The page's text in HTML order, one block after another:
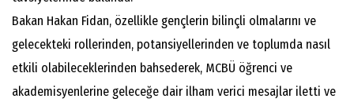
Bakan Hakan Fidan, özellikle gençlerin bilinçli olmalarını ve
gelecekteki rollerinden, potansiyellerinden ve toplumda nasıl
etkili olabileceklerinden bahsederek, MCBÜ öğrenci ve
akademisyenlerine geleceğe dair ilham verici mesajlar iletti ve